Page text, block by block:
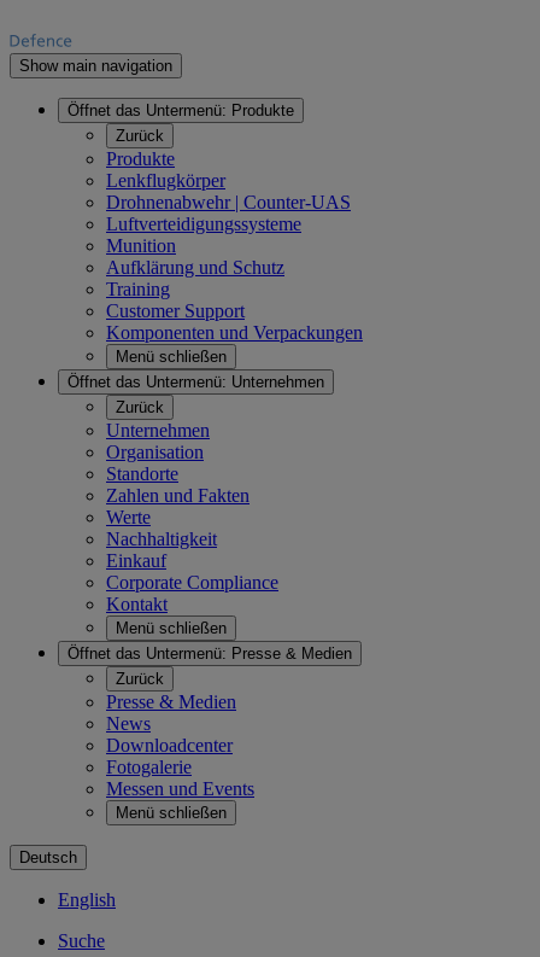
Show main navigation
Öffnet das Untermenü: Produkte
Zurück
Produkte
Lenkflugkörper
Drohnenabwehr | Counter-UAS
Luftverteidigungssysteme
Munition
Aufklärung und Schutz
Training
Customer Support
Komponenten und Verpackungen
Menü schließen
Öffnet das Untermenü: Unternehmen
Zurück
Unternehmen
Organisation
Standorte
Zahlen und Fakten
Werte
Nachhaltigkeit
Einkauf
Corporate Compliance
Kontakt
Menü schließen
Öffnet das Untermenü: Presse & Medien
Zurück
Presse & Medien
News
Downloadcenter
Fotogalerie
Messen und Events
Menü schließen
Deutsch
English
Suche